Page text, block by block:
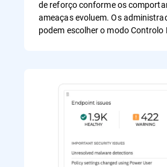
de reforço conforme os
ameaças evoluem. Os
podem escolher o modo Controlo